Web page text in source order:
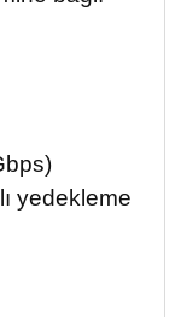
yedekleme